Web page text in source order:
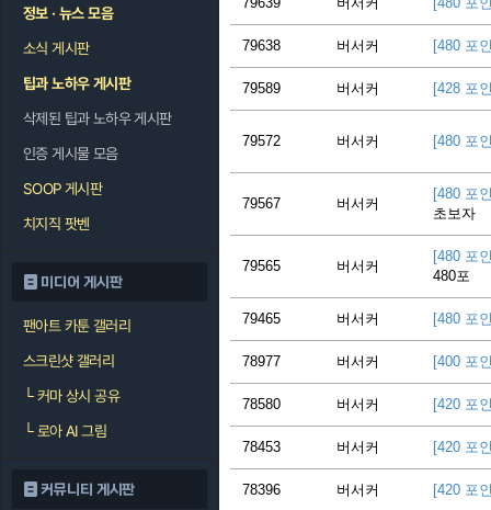
정보 · 뉴스 모음
소식 게시판
팁과 노하우 게시판
삭제된 팁과 노하우 게시판
인증 게시물 모음
SOOP 게시판
치지직 팟벤
미디어 게시판
팬아트 카툰 갤러리
스크린샷 갤러리
└커마 상시 공유
└로아 AI 그림
커뮤니티 게시판
79638 버서커 [480 포
79589 버서커 [428 포
79572 버서커 [480 포
79567 버서커
[480 포
초보자
79565 버서커
[480 포
480포
79465 버서커 [480 포
78977 버서커 [400 포
78580 버서커 [420 포
78453 버서커 [420 포
78396 버서커 [420 포